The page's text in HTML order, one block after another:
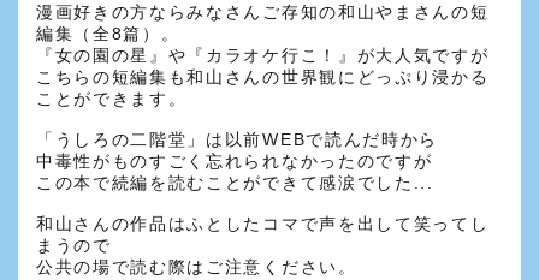
漫画好きの方ならみなさんご存知の和山やまさんの短
編集（全8篇）。
『女の園の星』や『カラオケ行こ！』が大人気ですが
こちらの短編集も和山さんの世界観にどっぷり浸かる
ことができます。
「うしろの二階堂」は以前WEBで読んだ時から
中毒性がものすごく忘れられなかったのですが
この本で続編を読むことができて感涙でした...
和山さんの作品はふとしたコマで声を出して笑ってし
まうので
公共の場で読む際はご注意ください。